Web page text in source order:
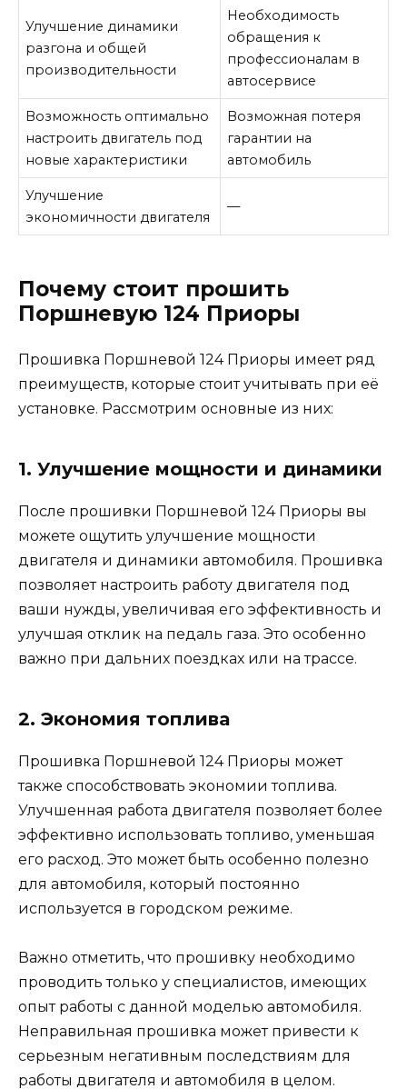
Улучшение динамики
разгона и общей
производительности
Необходимость
обращения к
профессионалам в
автосервисе
Возможность оптимально
настроить двигатель под
новые характеристики
Возможная потеря
гарантии на
автомобиль
Улучшение
экономичности двигателя
—
Почему стоит прошить
Поршневую 124 Приоры
Прошивка Поршневой 124 Приоры имеет ряд
преимуществ, которые стоит учитывать при её
установке. Рассмотрим основные из них:
1. Улучшение мощности и динамики
После прошивки Поршневой 124 Приоры вы
можете ощутить улучшение мощности
двигателя и динамики автомобиля. Прошивка
позволяет настроить работу двигателя под
ваши нужды, увеличивая его эффективность и
улучшая отклик на педаль газа. Это особенно
важно при дальних поездках или на трассе.
2. Экономия топлива
Прошивка Поршневой 124 Приоры может
также способствовать экономии топлива.
Улучшенная работа двигателя позволяет более
эффективно использовать топливо, уменьшая
его расход. Это может быть особенно полезно
для автомобиля, который постоянно
используется в городском режиме.
Важно отметить, что прошивку необходимо
проводить только у специалистов, имеющих
опыт работы с данной моделью автомобиля.
Неправильная прошивка может привести к
серьезным негативным последствиям для
работы двигателя и автомобиля в целом.